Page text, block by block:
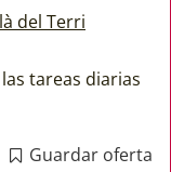
del Terri
tareas diarias
Guardar oferta